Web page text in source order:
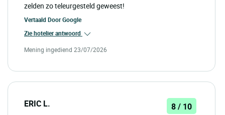
zelden zo teleurgesteld geweest!
Vertaald DoorGoogle
Zie hotelier antwoord
Mening ingediend 23/07/2026
ERIC L. 8 / 10